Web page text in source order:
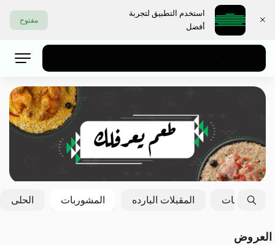
استخدم التطبيق لتجربة
أفضل
مفتوح
الايدامات المقبلات البارده المشوربات الحلى
العروض